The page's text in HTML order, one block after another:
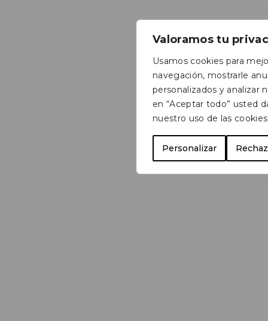
Valoramos tu
Usamos cookies para
navegación, mostrarle
personalizados y analizar
en “Aceptar todo” usted
nuestro uso de las
Personalizar